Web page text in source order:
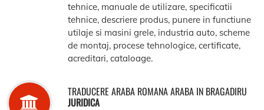
tehnice, manuale de utilizare, specificatii
tehnice, descriere produs, punere in functiune
utilaje si masini grele, industria auto, scheme
de montaj, procese tehnologice, certificate,
acreditari, cataloage.
TRADUCERE ARABA ROMANA ARABA IN BRAGADIRU
JURIDICA